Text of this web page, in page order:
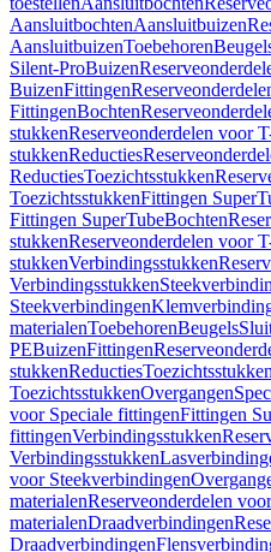
AansluitbochtenAansluitbuizen
AansluitbuizenToebehoren
Silent-ProBuizen
BuizenFittingen
FittingenBochten
stukkenReserveonderdelen voor
stukkenReducties
ReductiesToezichtsstukken
ToezichtsstukkenFittingen
Fittingen SuperTubeBochten
stukkenReserveonderdelen voor
stukkenVerbindingsstukken
Verbindingsstukken
Steekverbindingen
materialenToebehorenBeugels
PEBuizenFittingen
stukkenReductiesToezichtsstukken
ToezichtsstukkenOvergangen
voor Speciale fittingenFittingen
fittingenVerbindingsstukken
Verbindingsstukken
voor Steekverbindingen
materialenReserveonderdelen
materialenDraadverbindingen
Draadverbindingen